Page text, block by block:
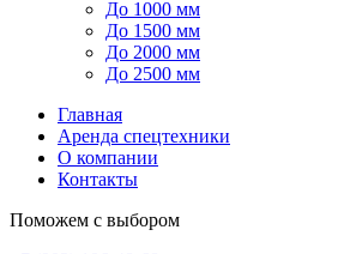
До 1000 мм
До 1500 мм
До 2000 мм
До 2500 мм
Главная
Аренда спецтехники
О компании
Контакты
Поможем с выбором